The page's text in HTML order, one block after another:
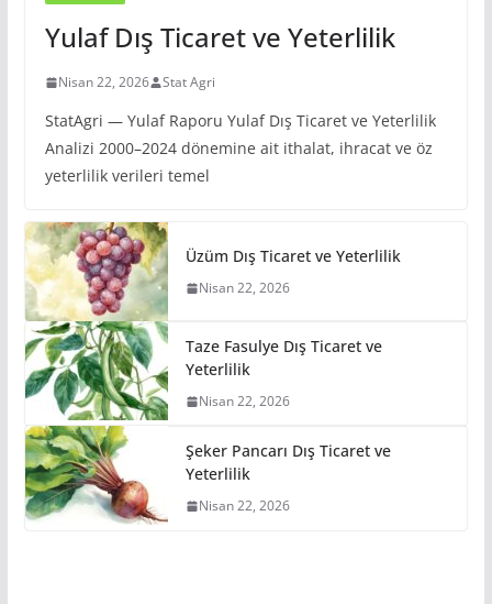
Yulaf Dış Ticaret ve Yeterlilik
Nisan 22, 2026 Stat Agri
StatAgri — Yulaf Raporu Yulaf Dış Ticaret ve Yeterlilik
Analizi 2000–2024 dönemine ait ithalat, ihracat ve öz
yeterlilik verileri temel
Üzüm Dış Ticaret ve Yeterlilik
Nisan 22, 2026
Taze Fasulye Dış Ticaret ve
Yeterlilik
Nisan 22, 2026
Şeker Pancarı Dış Ticaret ve
Yeterlilik
Nisan 22, 2026